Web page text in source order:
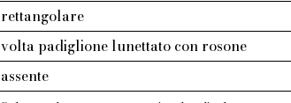
rettangolare
volta padiglione lunettato con rosone
assente